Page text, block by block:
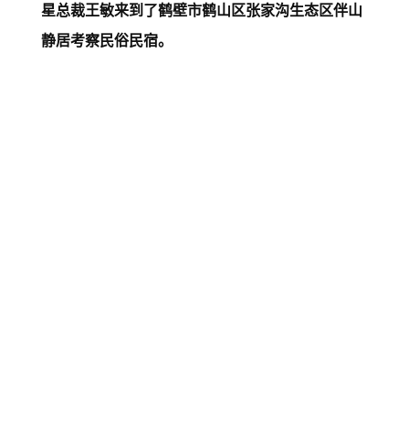
星总裁王敏来到了鹤壁市鹤山区张家沟生态区伴山
静居考察民俗民宿。